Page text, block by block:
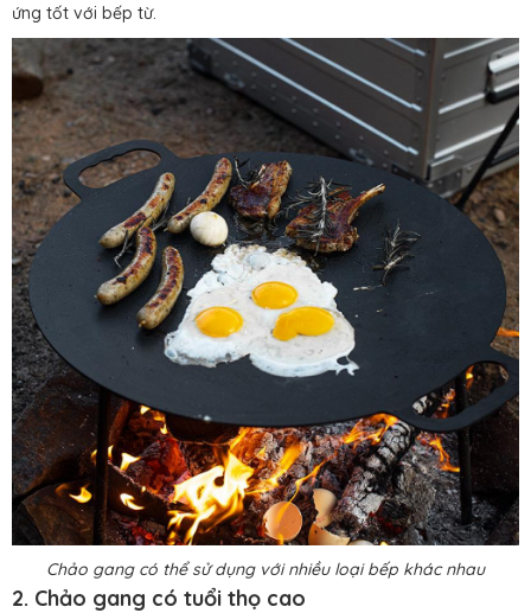
ứng tốt với bếp từ.
Chảo gang có thể sử dụng với nhiều loại bếp khác nhau
2. Chảo gang có tuổi thọ cao